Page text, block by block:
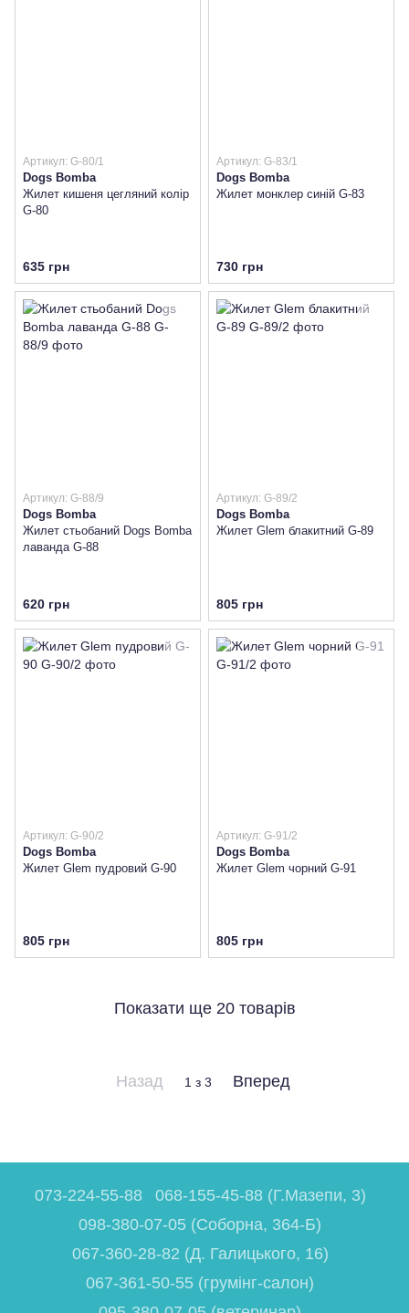
Артикул: G-80/1
Dogs Bomba
Жилет кишеня цегляний колiр
G-80
635 грн
Артикул: G-83/1
Dogs Bomba
Жилет монклер синій G-83
730 грн
Артикул: G-88/9
Dogs Bomba
Жилет стьобаний Dogs Bomba
лаванда G-88
620 грн
Артикул: G-89/2
Dogs Bomba
Жилет Glem блакитний G-89
805 грн
Артикул: G-90/2
Dogs Bomba
Жилет Glem пудровий G-90
805 грн
Артикул: G-91/2
Dogs Bomba
Жилет Glem чорний G-91
805 грн
Показати ще 20 товарів
Назад 1 з 3 Вперед
073-224-55-88
068-155-45-88 (Г.Мазепи, 3)
098-380-07-05 (Соборна, 364-Б)
067-360-28-82 (Д. Галицького, 16)
067-361-50-55 (грумінг-салон)